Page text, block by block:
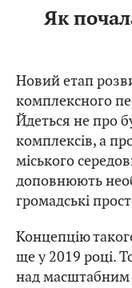
Як
Новий етап
комплексного
Йдеться не про
комплексів, а
міського
доповнюють
громадські
Концепцію
ще у 2019 році.
над